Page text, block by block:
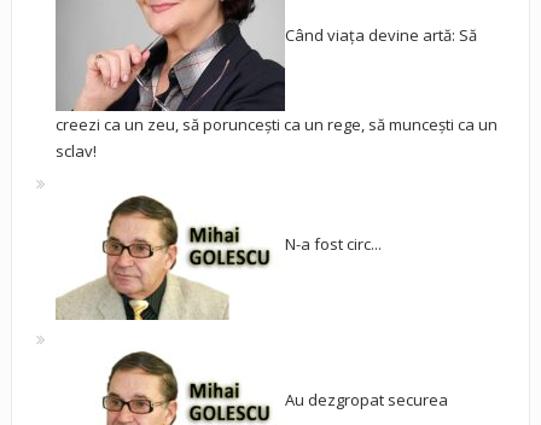
Când viața devine artă: Să
creezi ca un zeu, să poruncești ca un rege, să muncești ca un
sclav!
N-a fost circ...
Au dezgropat securea